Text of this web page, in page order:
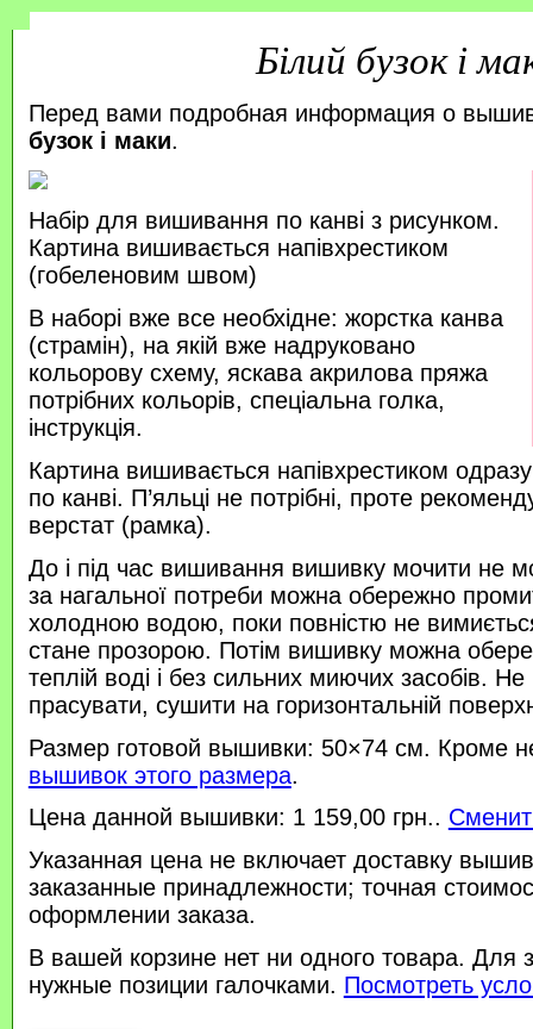
Білий бузок і
Перед вами подробная информация о
бузок і маки.
Набір для вишивання по канві з рисунком.
Картина вишивається напівхрестиком
(гобеленовим швом)
В наборі вже все необхідне: жорстка канва
(страмін), на якій вже надруковано
кольорову схему, яскава акрилова пряжа
потрібних кольорів, спеціальна голка,
інструкція.
Картина вишивається напівхрестиком одразу
по канві. П’яльці не потрібні, проте
верстат (рамка).
До і під час вишивання вишивку мочити не
за нагальної потреби можна обережно
холодною водою, поки повністю не
стане прозорою. Потім вишивку можна
теплій воді і без сильних миючих засобів.
прасувати, сушити на горизонтальній
Размер готовой вышивки: 50×74 см. Кроме
вышивок этого размера.
Цена данной вышивки: 1 159,00 грн..
Указанная цена не включает доставку
заказанные принадлежности; точная
оформлении заказа.
В вашей корзине нет ни одного товара. Для
нужные позиции галочками. Посмотреть